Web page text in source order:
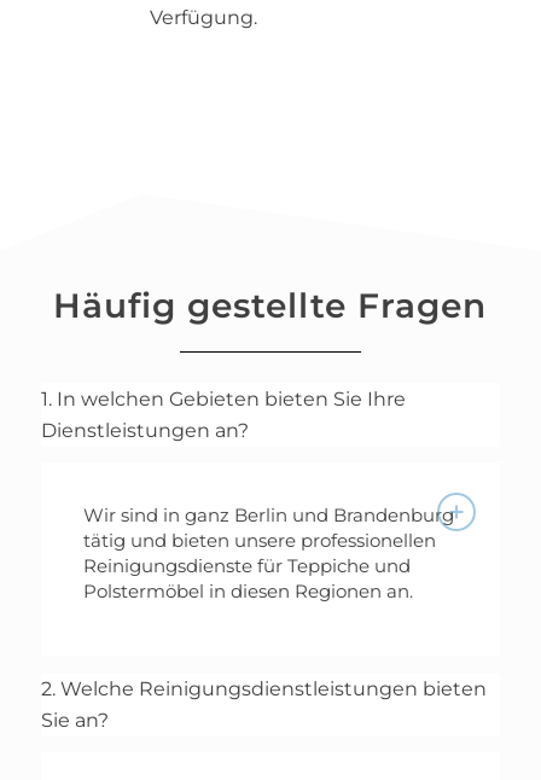
Verfügung.
Häufig gestellte Fragen
1. In welchen Gebieten bieten Sie Ihre
Dienstleistungen an?
Wir sind in ganz Berlin und Brandenburg
tätig und bieten unsere professionellen
Reinigungsdienste für Teppiche und
Polstermöbel in diesen Regionen an.
2. Welche Reinigungsdienstleistungen bieten
Sie an?